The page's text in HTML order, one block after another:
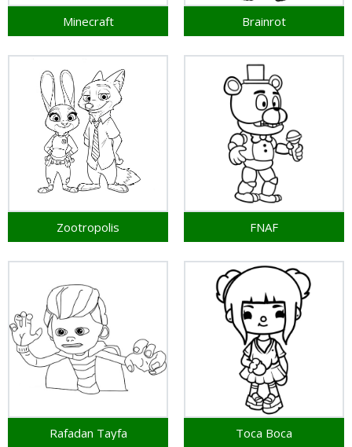
Minecraft Brainrot
Zootropolis FNAF
Rafadan Tayfa Toca Boca